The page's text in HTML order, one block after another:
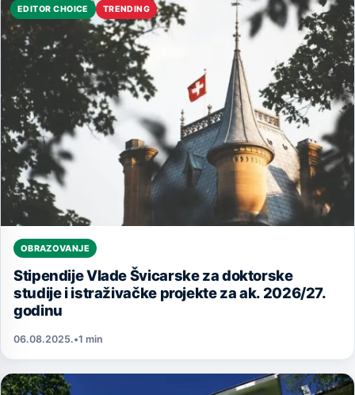
EDITOR CHOICE TRENDING
OBRAZOVANJE
Stipendije Vlade Švicarske za doktorske
studije i istraživačke projekte za ak. 2026/27.
godinu
06.08.2025.•1 min